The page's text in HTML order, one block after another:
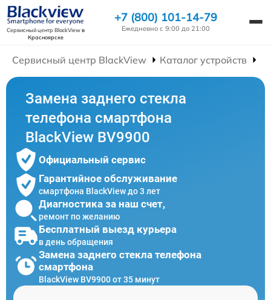
Сервисный центр BlackViewв
Красноярске
+7 (800) 101-14-79
Ежедневно с 9:00 до 21:00
Сервисный центр BlackView Каталог устройств
Замена заднего стекла
телефона смартфона
BlackView BV9900
Официальный сервис
Гарантийное обслуживание
смартфона BlackView до 3 лет
Диагностика за наш счет,
ремонт по желанию
Бесплатный выезд курьера
в день обращения
Замена заднего стекла телефона
смартфона
BlackView BV9900 от 35 минут